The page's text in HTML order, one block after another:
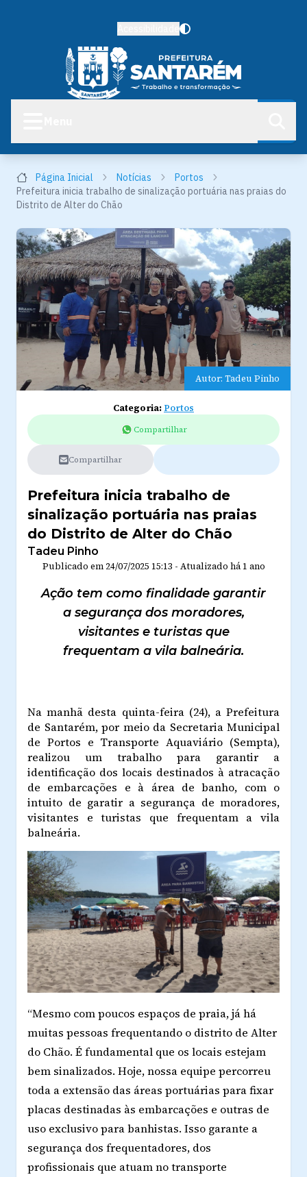
Página Inicial Notícias
Portos
Prefeitura inicia trabalho de sinalização portuária nas praias do
Distrito de Alter do Chão
Autor: Tadeu Pinho
Categoria:Portos
Compartilhar
Compartilhar
Prefeitura inicia trabalho de
sinalização portuária nas praias
do Distrito de Alter do Chão
Tadeu Pinho
Publicado em 24/07/2025 15:13 - Atualizado há 1 ano
Ação tem como finalidade garantir
a segurança dos moradores,
visitantes e turistas que
frequentam a vila balneária.
Na manhã desta quinta-feira (24), a Prefeitura
de Santarém, por meio da Secretaria Municipal
de Portos e Transporte Aquaviário (Sempta),
realizou um trabalho para garantir a
identificação dos locais destinados à atracação
de embarcações e à área de banho, com o
intuito de garatir a segurança de moradores,
visitantes e turistas que frequentam a vila
balneária.
“Mesmo com poucos espaços de praia, já há
muitas pessoas frequentando o distrito de Alter
do Chão. É fundamental que os locais estejam
bem sinalizados. Hoje, nossa equipe percorreu
toda a extensão das áreas portuárias para fixar
placas destinadas às embarcações e outras de
uso exclusivo para banhistas. Isso garante a
segurança dos frequentadores, dos
profissionais que atuam no transporte